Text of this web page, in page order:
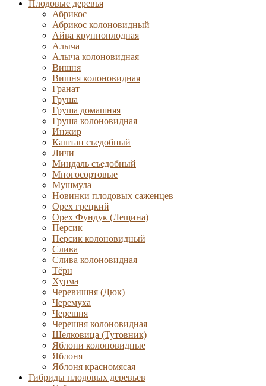
Плодовые деревья
Абрикос
Абрикос колоновидный
Айва крупноплодная
Алыча
Алыча колоновидная
Вишня
Вишня колоновидная
Гранат
Груша
Груша домашняя
Груша колоновидная
Инжир
Каштан съедобный
Личи
Миндаль съедобный
Многосортовые
Мушмула
Новинки плодовых саженцев
Орех грецкий
Орех Фундук (Лещина)
Персик
Персик колоновидный
Слива
Слива колоновидная
Тёрн
Хурма
Черевишня (Дюк)
Черемуха
Черешня
Черешня колоновидная
Шелковица (Тутовник)
Яблони колоновидные
Яблоня
Яблоня красномясая
Гибриды плодовых деревьев